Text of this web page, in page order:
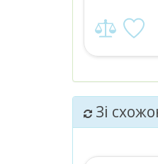
Зі